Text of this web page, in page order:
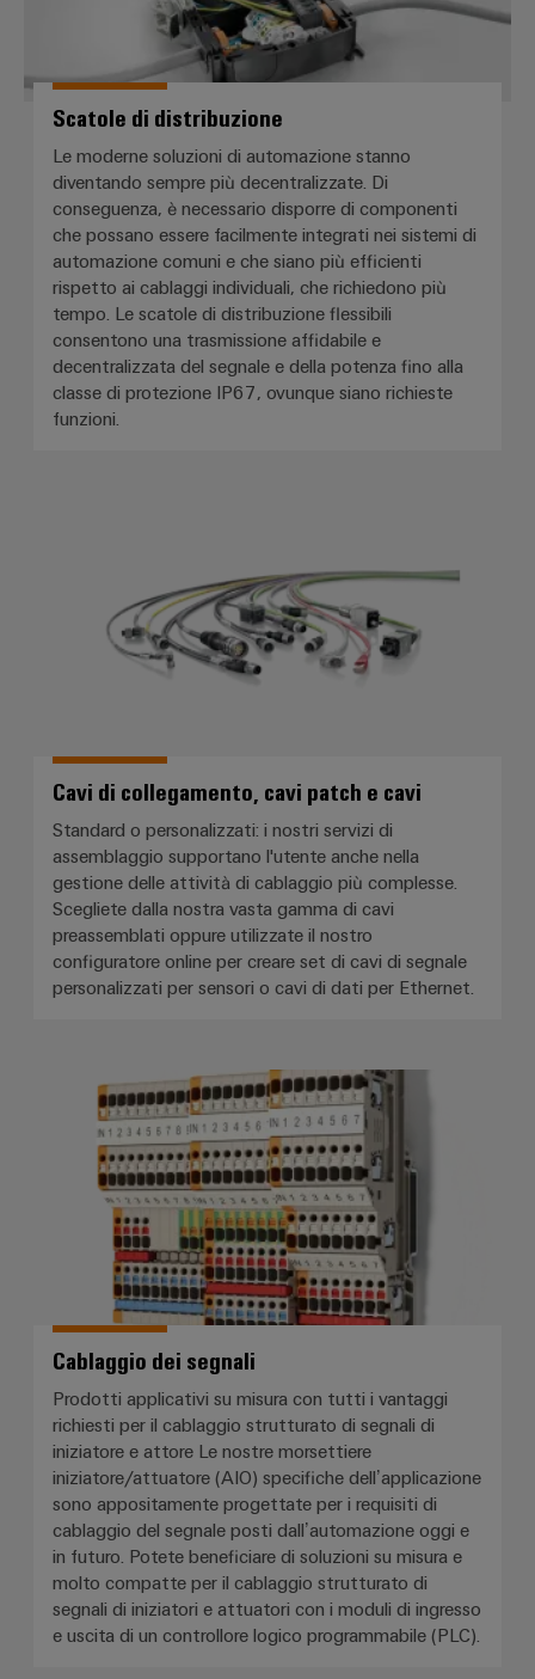
Scatole di distribuzione
Le moderne soluzioni di automazione stanno
diventando sempre più decentralizzate. Di
conseguenza, è necessario disporre di componenti
che possano essere facilmente integrati nei sistemi di
automazione comuni e che siano più efficienti
rispetto ai cablaggi individuali, che richiedono più
tempo. Le scatole di distribuzione flessibili
consentono una trasmissione affidabile e
decentralizzata del segnale e della potenza fino alla
classe di protezione IP67, ovunque siano richieste
funzioni.
Cavi di collegamento, cavi patch e cavi
Standard o personalizzati: i nostri servizi di
assemblaggio supportano l'utente anche nella
gestione delle attività di cablaggio più complesse.
Scegliete dalla nostra vasta gamma di cavi
preassemblati oppure utilizzate il nostro
configuratore online per creare set di cavi di segnale
personalizzati per sensori o cavi di dati per Ethernet.
Cablaggio dei segnali
Cablaggio dei segnali
Prodotti applicativi su misura con tutti i vantaggi
richiesti per il cablaggio strutturato di segnali di
iniziatore e attore Le nostre morsettiere
iniziatore/attuatore (AIO) specifiche dell’applicazione
sono appositamente progettate per i requisiti di
cablaggio del segnale posti dall’automazione oggi e
in futuro. Potete beneficiare di soluzioni su misura e
molto compatte per il cablaggio strutturato di
segnali di iniziatori e attuatori con i moduli di ingresso
e uscita di un controllore logico programmabile (PLC).